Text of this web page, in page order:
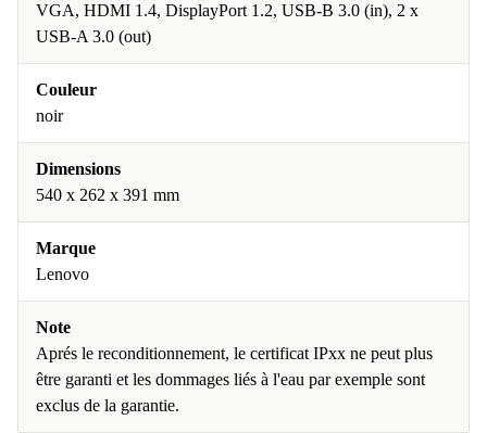
VGA, HDMI 1.4, DisplayPort 1.2, USB-B 3.0 (in), 2 x
USB-A 3.0 (out)
Couleur
noir
Dimensions
540 x 262 x 391 mm
Marque
Lenovo
Note
Aprés le reconditionnement, le certificat IPxx ne peut plus
être garanti et les dommages liés à l'eau par exemple sont
exclus de la garantie.